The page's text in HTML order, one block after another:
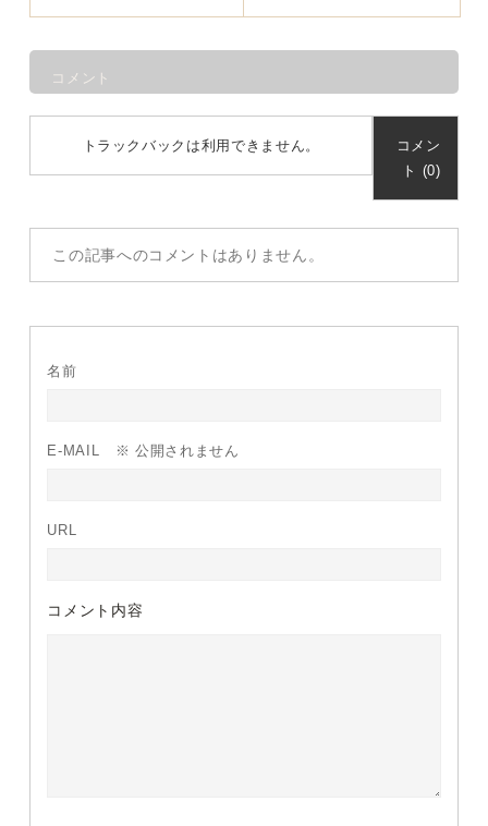
コメント
トラックバックは利用できません。
コメン
ト (0)
この記事へのコメントはありません。
名前
E-MAIL ※ 公開されません
URL
コメント内容